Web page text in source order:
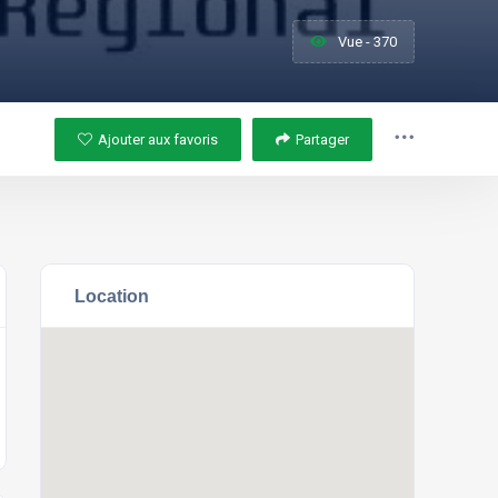
Vue - 370
Ajouter aux favoris Partager
Location